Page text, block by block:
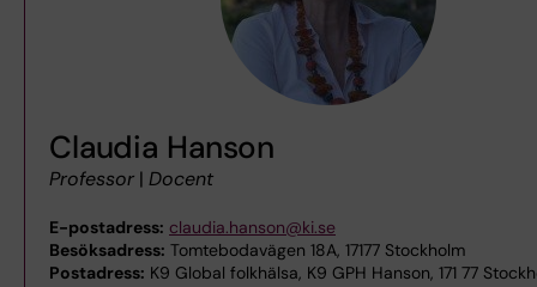
Claudia Hanson
Professor | Docent
E-postadress: claudia.hanson@ki.se
Besöksadress: Tomtebodavägen 18A, 17177 Stockholm
Postadress: K9 Global folkhälsa, K9 GPH Hanson, 171 77